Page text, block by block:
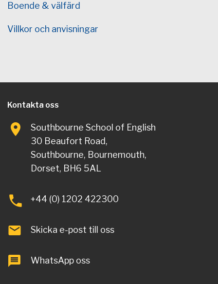
Boende & välfärd
Villkor och anvisningar
Kontakta oss
Southbourne School of English
30 Beaufort Road,
Southbourne, Bournemouth,
Dorset, BH6 5AL
+44 (0) 1202 422300
Skicka e-post till oss
WhatsApp oss